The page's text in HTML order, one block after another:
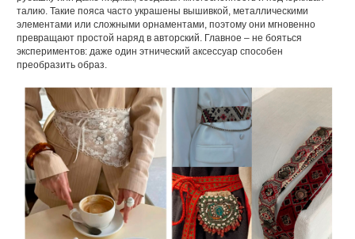
талию. Такие пояса часто украшены вышивкой, металлическими
элементами или сложными орнаментами, поэтому они мгновенно
превращают простой наряд в авторский. Главное – не бояться
экспериментов: даже один этнический аксессуар способен
преобразить образ.